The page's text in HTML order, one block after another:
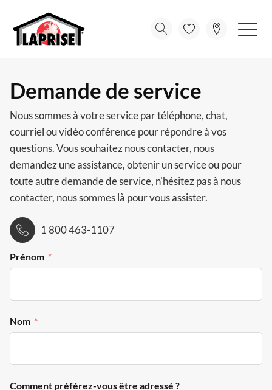
Demande de service
Nous sommes à votre service par téléphone, chat,
courriel ou vidéo conférence pour répondre à vos
questions. Vous souhaitez nous contacter, nous
demandez une assistance, obtenir un service ou pour
toute autre demande de service, n'hésitez pas à nous
contacter, nous sommes là pour vous assister.
1 800 463-1107
Prénom
Nom
Comment préférez-vous être adressé ?